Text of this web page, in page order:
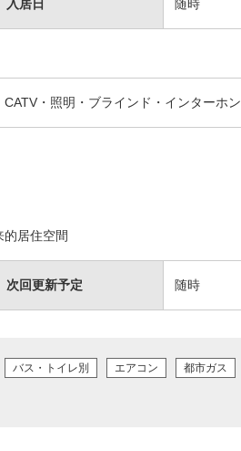
入居日 随時
・照明・ブラインド・インターホン
居住空間
次回更新予定 随時
バス・トイレ別 エアコン 都市ガス